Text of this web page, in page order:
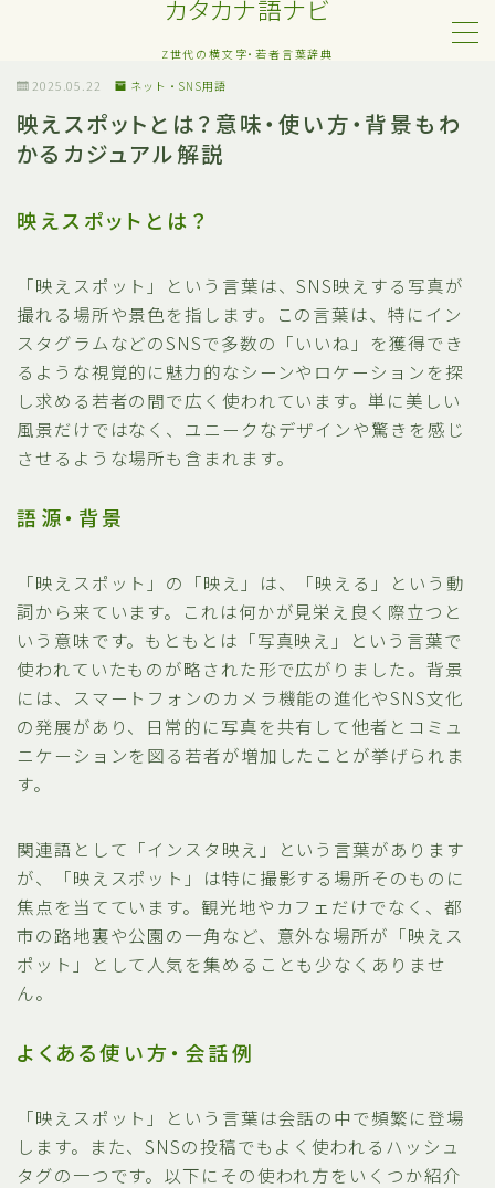
カタカナ語ナビ
Z世代の横文字・若者言葉辞典
MENU
Z世代・若者カタカナ語
ネット・SNS用語
日常でよく聞く流行語
略語・造語
2025.05.22 ネット・SNS用語
映えスポットとは？意味・使い方・背景もわ
かるカジュアル解説
映えスポットとは？
「映えスポット」という言葉は、SNS映えする写真が
撮れる場所や景色を指します。この言葉は、特にイン
スタグラムなどのSNSで多数の「いいね」を獲得でき
るような視覚的に魅力的なシーンやロケーションを探
し求める若者の間で広く使われています。単に美しい
風景だけではなく、ユニークなデザインや驚きを感じ
させるような場所も含まれます。
語源・背景
「映えスポット」の「映え」は、「映える」という動
詞から来ています。これは何かが見栄え良く際立つと
いう意味です。もともとは「写真映え」という言葉で
使われていたものが略された形で広がりました。背景
には、スマートフォンのカメラ機能の進化やSNS文化
の発展があり、日常的に写真を共有して他者とコミュ
ニケーションを図る若者が増加したことが挙げられま
す。
関連語として「インスタ映え」という言葉があります
が、「映えスポット」は特に撮影する場所そのものに
焦点を当てています。観光地やカフェだけでなく、都
市の路地裏や公園の一角など、意外な場所が「映えス
ポット」として人気を集めることも少なくありませ
ん。
よくある使い方・会話例
「映えスポット」という言葉は会話の中で頻繁に登場
します。また、SNSの投稿でもよく使われるハッシュ
タグの一つです。以下にその使われ方をいくつか紹介